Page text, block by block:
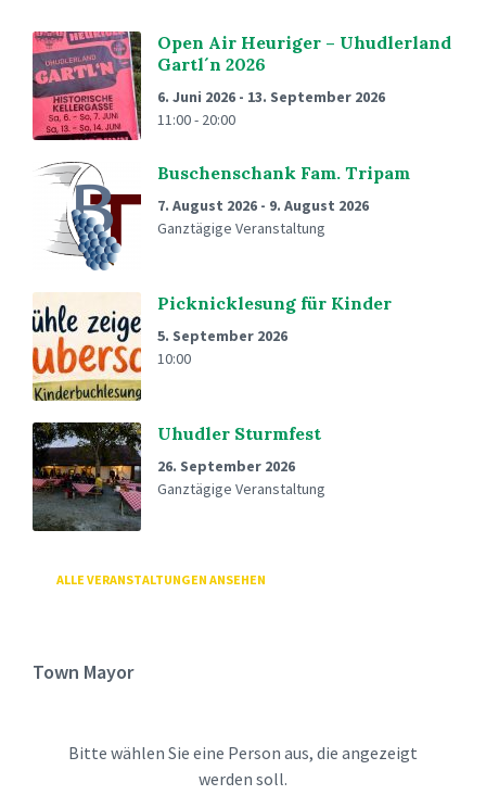
Open Air Heuriger – Uhudlerland
Gartl´n 2026
6. Juni 2026 - 13. September 2026
11:00 - 20:00
Buschenschank Fam. Tripam
7. August 2026 - 9. August 2026
Ganztägige Veranstaltung
Picknicklesung für Kinder
5. September 2026
10:00
Uhudler Sturmfest
26. September 2026
Ganztägige Veranstaltung
ALLE VERANSTALTUNGEN ANSEHEN
Town Mayor
Bitte wählen Sie eine Person aus, die angezeigt
werden soll.